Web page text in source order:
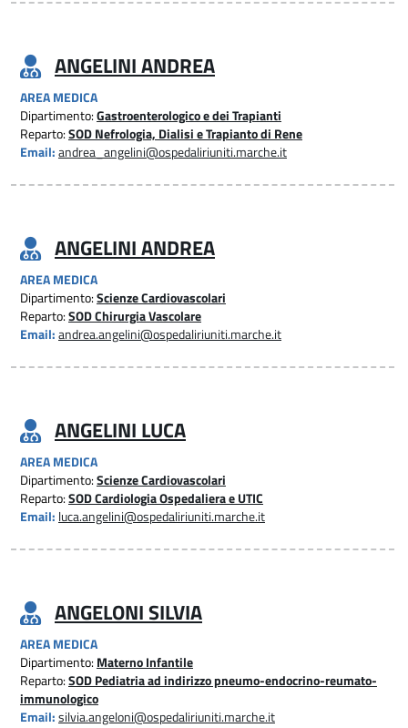
ANGELINI ANDREA
AREA MEDICA
Dipartimento:Gastroenterologico e dei Trapianti
Reparto:SOD Nefrologia, Dialisi e Trapianto di Rene
Email: andrea_angelini@ospedaliriuniti.marche.it
ANGELINI ANDREA
AREA MEDICA
Dipartimento:Scienze Cardiovascolari
Reparto:SOD Chirurgia Vascolare
Email: andrea.angelini@ospedaliriuniti.marche.it
ANGELINI LUCA
AREA MEDICA
Dipartimento:Scienze Cardiovascolari
Reparto:SOD Cardiologia Ospedaliera e UTIC
Email: luca.angelini@ospedaliriuniti.marche.it
ANGELONI SILVIA
AREA MEDICA
Dipartimento: Materno Infantile
Reparto:SOD Pediatria ad indirizzo pneumo-endocrino-reumato-
immunologico
Email: silvia.angeloni@ospedaliriuniti.marche.it